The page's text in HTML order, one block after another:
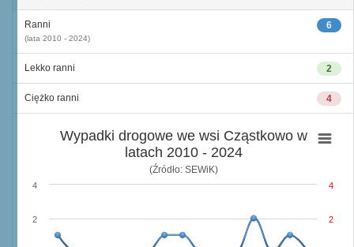
6
Ranni
(lata 2010 - 2024)
2
Lekko ranni
4
Ciężko ranni
Wypadki drogowe we wsi Cząstkowo w
latach 2010 - 2024
(Źródło: SEWiK)
2
4
2
4